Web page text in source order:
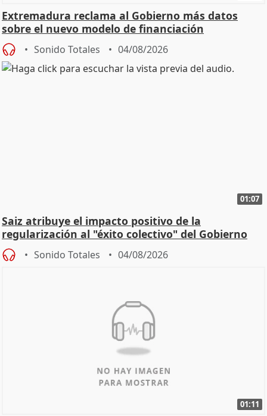
Extremadura reclama al Gobierno más datos
sobre el nuevo modelo de financiación
Sonido Totales 04/08/2026
01:07
Saiz atribuye el impacto positivo de la
regularización al "éxito colectivo" del Gobierno
Sonido Totales 04/08/2026
01:11